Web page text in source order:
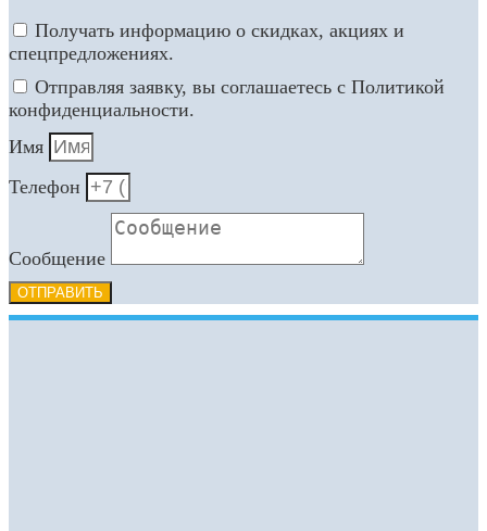
Получать информацию о скидках, акциях и
спецпредложениях.
Отправляя заявку, вы соглашаетесь с Политикой
конфиденциальности.
Имя
Телефон
Сообщение
ОТПРАВИТЬ